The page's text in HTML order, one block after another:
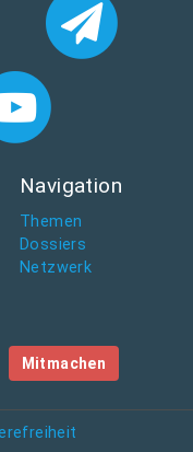
Navigation
Themen
Dossiers
Netzwerk
Mitmachen